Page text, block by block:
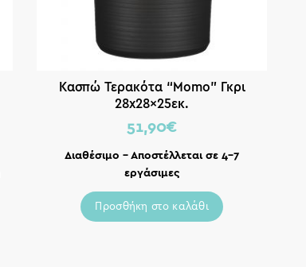
Κασπώ Τερακότα “Momo” Γκρι
28x28x25εκ.
51,90€
Διαθέσιμο – Αποστέλλεται σε 4-7
εργάσιμες
Προσθήκη στο καλάθι